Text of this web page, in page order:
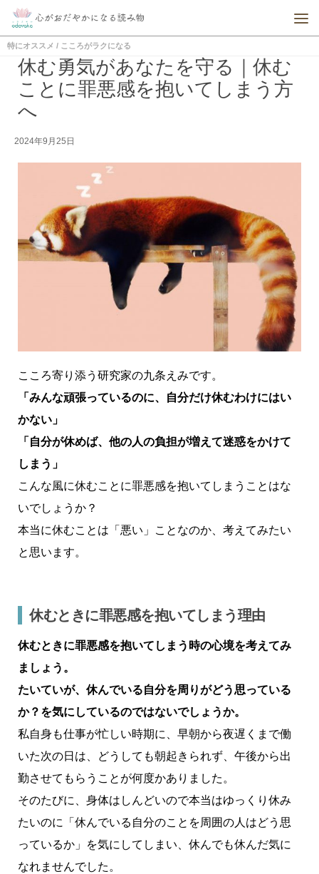
特にオススメ / こころがラクになる
休む勇気があなたを守る｜休む
ことに罪悪感を抱いてしまう方
へ
2024年9月25日
こころ寄り添う研究家の九条えみです。
「みんな頑張っているのに、自分だけ休むわけにはい
かない」
「自分が休めば、他の人の負担が増えて迷惑をかけて
しまう」
こんな風に休むことに罪悪感を抱いてしまうことはな
いでしょうか？
本当に休むことは「悪い」ことなのか、考えてみたい
と思います。
休むときに罪悪感を抱いてしまう理由
休むときに罪悪感を抱いてしまう時の心境を考えてみ
ましょう。
たいていが、休んでいる自分を周りがどう思っている
か？を気にしているのではないでしょうか。
私自身も仕事が忙しい時期に、早朝から夜遅くまで働
いた次の日は、どうしても朝起きられず、午後から出
勤させてもらうことが何度かありました。
そのたびに、身体はしんどいので本当はゆっくり休み
たいのに「休んでいる自分のことを周囲の人はどう思
っているか」を気にしてしまい、休んでも休んだ気に
なれませんでした。